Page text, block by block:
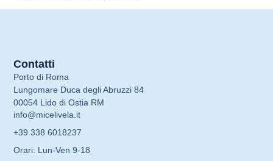
Contatti
Porto di Roma
Lungomare Duca degli Abruzzi 84
00054 Lido di Ostia RM
info@micelivela.it
+39 338 6018237
Orari: Lun-Ven 9-18